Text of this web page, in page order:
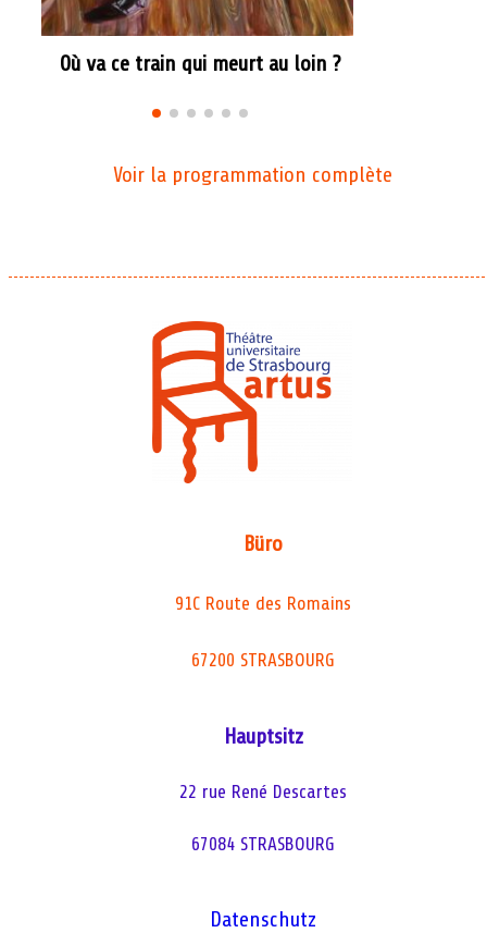
Où va ce train qui meurt au loin ?
Voir la programmation complète
Büro
91C Route des Romains
67200 STRASBOURG
Hauptsitz
22 rue René Descartes
67084 STRASBOURG
Datenschutz